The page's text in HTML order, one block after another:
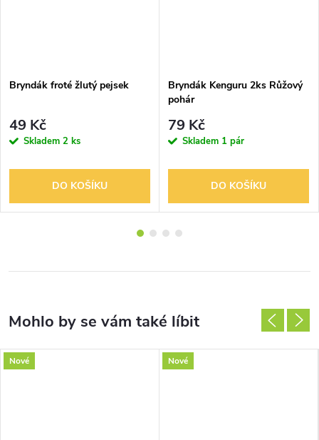
Bryndák froté žlutý pejsek
49 Kč
Skladem 2 ks
DO KOŠÍKU
Bryndák Kenguru 2ks Růžový
pohár
79 Kč
Skladem 1 pár
DO KOŠÍKU
Nové Nové